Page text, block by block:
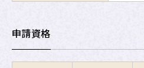
申請資格
APU 学生留学アドバイザー